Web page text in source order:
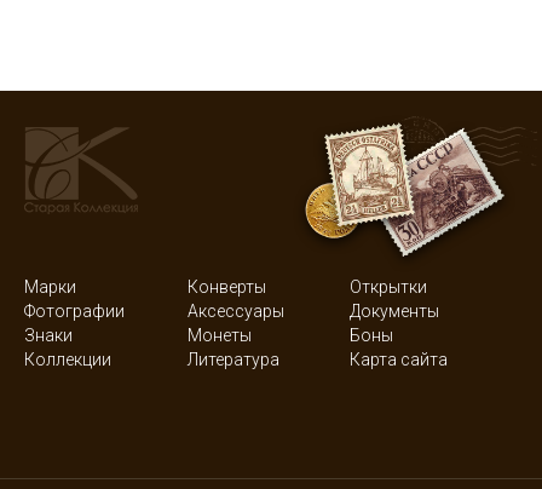
Марки Конверты
Открытки
Фотографии
Аксессуары
Документы
Знаки
Монеты
Боны
Коллекции
Литература Карта сайта